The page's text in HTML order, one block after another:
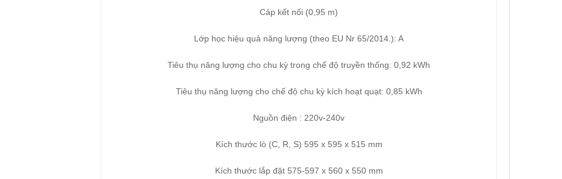
Cáp kết nối (0,95 m)
Lớp học hiệu quả năng lượng (theo EU Nr 65/2014.): A
Tiêu thụ năng lượng cho chu kỳ trong chế độ truyền thống: 0,92 kWh
Tiêu thụ năng lượng cho chế độ chu kỳ kích hoạt quạt: 0,85 kWh
Nguồn điện : 220v-240v
Kích thước lò (C, R, S) 595 x 595 x 515 mm
Kích thước lắp đặt 575-597 x 560 x 550 mm